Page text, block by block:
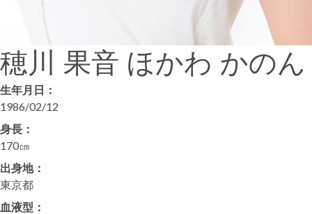
穂川 果音 ほかわ かのん
生年月日：
1986/02/12
身長：
170㎝
出身地：
東京都
血液型：